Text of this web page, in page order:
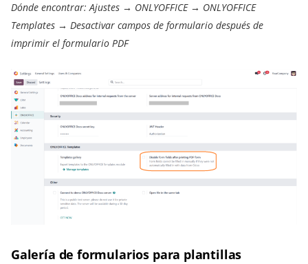
Dónde encontrar: Ajustes → ONLYOFFICE → ONLYOFFICE
Templates → Desactivar campos de formulario después de
imprimir el formulario PDF
Galería de formularios para plantillas